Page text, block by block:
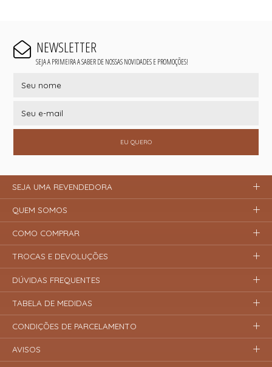
NEWSLETTER
SEJA A PRIMEIRA A SABER DE NOSSAS NOVIDADES E PROMOÇÕES!
EU QUERO
SEJA UMA REVENDEDORA
QUEM SOMOS
COMO COMPRAR
TROCAS E DEVOLUÇÕES
DÚVIDAS FREQUENTES
TABELA DE MEDIDAS
CONDIÇÕES DE PARCELAMENTO
AVISOS